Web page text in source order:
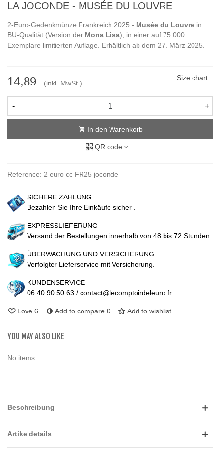
LA JOCONDE - MUSÉE DU LOUVRE
2-Euro-Gedenkmünze Frankreich 2025 - Musée du Louvre in
BU-Qualität (Version der Mona Lisa), in einer auf 75.000
Exemplare limitierten Auflage. Erhältlich ab dem 27. März 2025.
14,89 (inkl. MwSt.)
Size chart
- +
In den Warenkorb
QR code
Reference: 2 euro cc FR25 joconde
SICHERE ZAHLUNG
Bezahlen Sie Ihre Einkäufe sicher .
EXPRESSLIEFERUNG
Versand der Bestellungen innerhalb von 48 bis 72 Stunden
ÜBERWACHUNG UND VERSICHERUNG
Verfolgter Lieferservice mit Versicherung.
KUNDENSERVICE
06.40.90.50.63 / contact@lecomptoirdeleuro.fr
Love 6 Add to compare 0 Add to wishlist
YOU MAY ALSO LIKE
No items
Beschreibung
Artikeldetails